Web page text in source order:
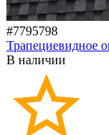
#7795798
Трапециевидное
В наличии